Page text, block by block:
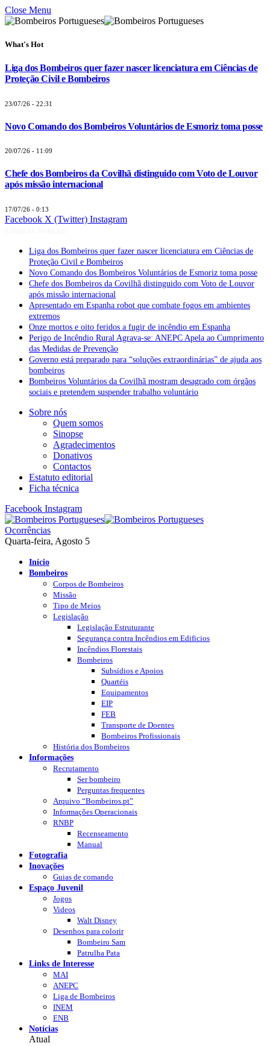
Close Menu
What's Hot
Liga dos Bombeiros quer fazer nascer licenciatura em Ciências de
Proteção Civil e Bombeiros
23/07/26 - 22:31
Novo Comando dos Bombeiros Voluntários de Esmoriz toma posse
20/07/26 - 11:09
Chefe dos Bombeiros da Covilhã distinguido com Voto de Louvor
após missão internacional
17/07/26 - 0:13
Facebook X (Twitter) Instagram
Liga dos Bombeiros quer fazer nascer licenciatura em Ciências de
Proteção Civil e Bombeiros
Novo Comando dos Bombeiros Voluntários de Esmoriz toma posse
Chefe dos Bombeiros da Covilhã distinguido com Voto de Louvor
após missão internacional
Apresentado em Espanha robot que combate fogos em ambientes
extremos
Onze mortos e oito feridos a fugir de incêndio em Espanha
Perigo de Incêndio Rural Agrava-se: ANEPC Apela ao Cumprimento
das Medidas de Prevenção
Governo está preparado para “soluções extraordinárias” de ajuda aos
bombeiros
Bombeiros Voluntários da Covilhã mostram desagrado com órgãos
sociais e pretendem suspender trabalho voluntário
Sobre nós
Quem somos
Sinopse
Agradecimentos
Donativos
Contactos
Estatuto editorial
Ficha técnica
Facebook Instagram
Ocorrências
Quarta-feira, Agosto 5
Início
Bombeiros
Corpos de Bombeiros
Missão
Tipo de Meios
Legislação
Legislação Estruturante
Segurança contra Incêndios em Edificios
Incêndios Florestais
Bombeiros
Subsídios e Apoios
Quartéis
Equipamentos
EIP
FEB
Transporte de Doentes
Bombeiros Profissionais
História dos Bombeiros
Informações
Recrutamento
Ser bombeiro
Perguntas frequentes
Arquivo “Bombeiros.pt”
Informações Operacionais
RNBP
Recenseamento
Manual
Fotografia
Inovações
Guias de comando
Espaço Juvenil
Jogos
Videos
Walt Disney
Desenhos para colorir
Bombeiro Sam
Patrulha Pata
Links de Interesse
MAI
ANEPC
Liga de Bombeiros
INEM
ENB
Notícias
Atual